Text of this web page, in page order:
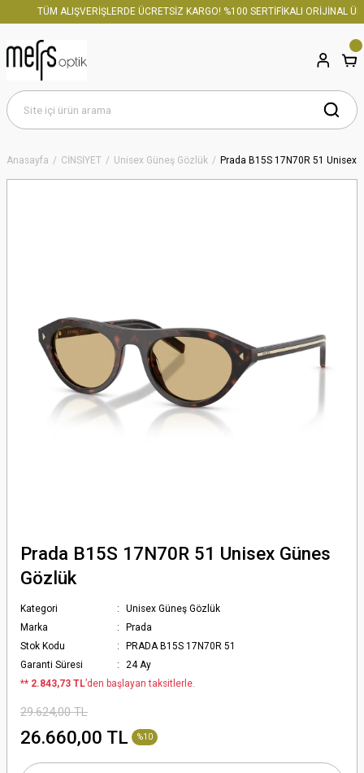
TÜM ALIŞVERİŞLERDE ÜCRETSİZ KARGO! %100 SERTİFİKALI ORİJİNAL ÜRÜN
Anasayfa CİNSİYET Unisex Güneş Gözlük Prada B15S 17N70R 51 Unisex
Prada B15S 17N70R 51 Unisex Günes
Gözlük
Kategori
Unisex Güneş Gözlük
Marka
Prada
Stok Kodu
PRADA B15S 17N70R 51
Garanti Süresi
24 Ay
** 2.843,73 TL’den başlayan taksitlerle.
29.624,00 TL
26.660,00 TL %10